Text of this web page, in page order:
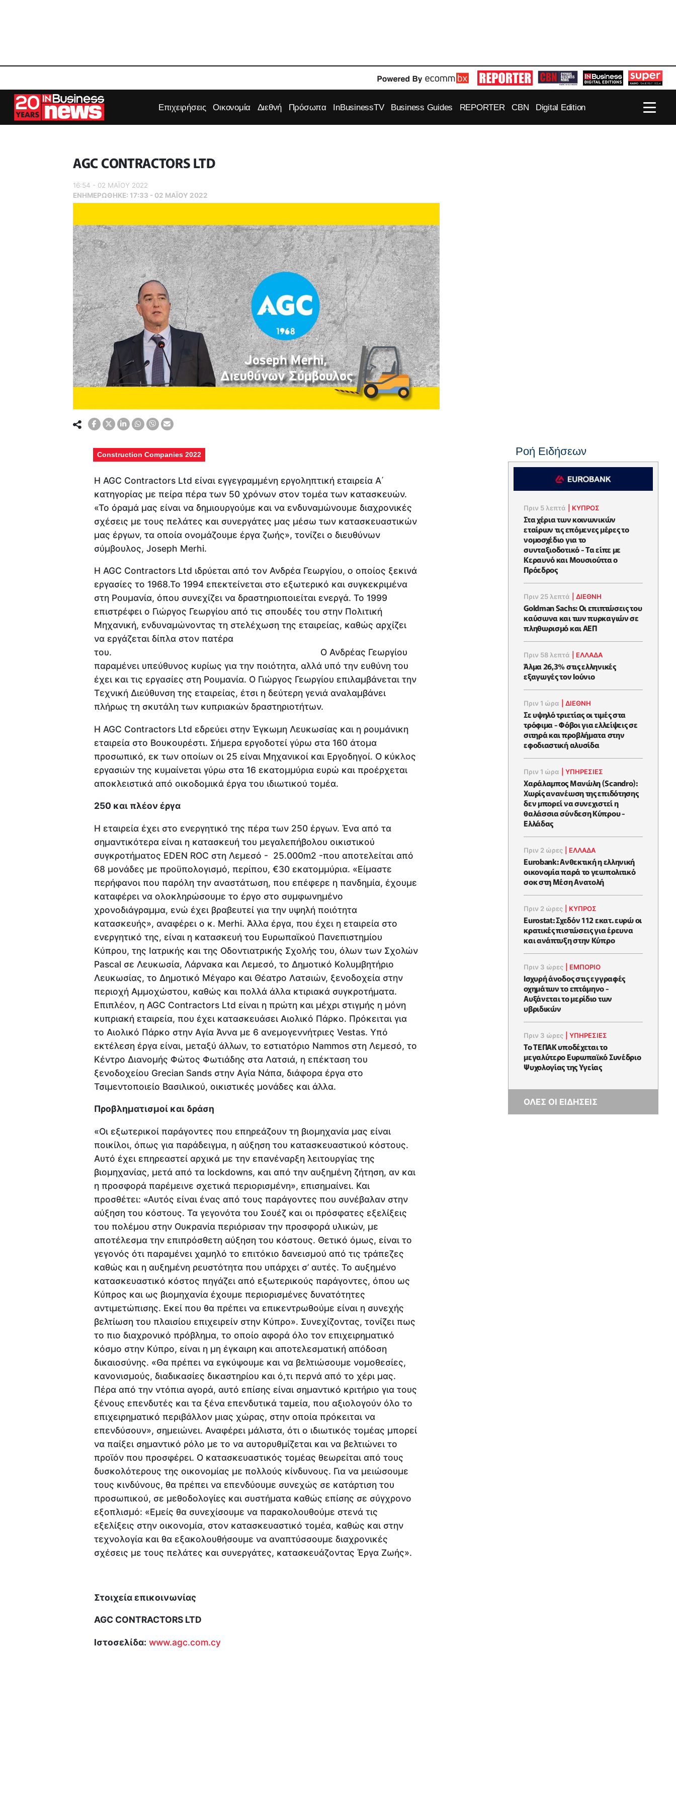
Επιχειρήσεις Οικονομία Διεθνή Πρόσωπα InBusinessTV Business Guides REPORTER CBN Digital Edition
AGC CONTRACTORS LTD
16:54 - 02 ΜΑΪ́ΟΥ 2022
ΕΝΗΜΕΡΏΘΗΚΕ: 17:33 - 02 ΜΑΪ́ΟΥ 2022
Construction Companies 2022
Η AGC Contractors Ltd είναι εγγεγραμμένη εργοληπτική εταιρεία Α΄
κατηγορίας με πείρα πέρα των 50 χρόνων στον τομέα των κατασκευών.
«Το όραμά μας είναι να δημιουργούμε και να ενδυναμώνουμε διαχρονικές
σχέσεις με τους πελάτες και συνεργάτες μας μέσω των κατασκευαστικών
μας έργων, τα οποία ονομάζουμε έργα ζωής», τονίζει ο διευθύνων
σύμβουλος, Joseph Merhi.
Η AGC Contractors Ltd ιδρύεται από τον Ανδρέα Γεωργίου, ο οποίος ξεκινά
εργασίες το 1968.Το 1994 επεκτείνεται στο εξωτερικό και συγκεκριμένα
στη Ρουμανία, όπου συνεχίζει να δραστηριοποιείται ενεργά. Το 1999
επιστρέφει ο Γιώργος Γεωργίου από τις σπουδές του στην Πολιτική
Μηχανική, ενδυναμώνοντας τη στελέχωση της εταιρείας, καθώς αρχίζει
να εργάζεται δίπλα στον πατέρα
του. Ο Ανδρέας Γεωργίου
παραμένει υπεύθυνος κυρίως για την ποιότητα, αλλά υπό την ευθύνη του
έχει και τις εργασίες στη Ρουμανία. Ο Γιώργος Γεωργίου επιλαμβάνεται την
Τεχνική Διεύθυνση της εταιρείας, έτσι η δεύτερη γενιά αναλαμβάνει
πλήρως τη σκυτάλη των κυπριακών δραστηριοτήτων.
Η AGC Contractors Ltd εδρεύει στην Έγκωμη Λευκωσίας και η ρουμάνικη
εταιρεία στο Βουκουρέστι. Σήμερα εργοδοτεί γύρω στα 160 άτομα
προσωπικό, εκ των οποίων οι 25 είναι Μηχανικοί και Εργοδηγοί. Ο κύκλος
εργασιών της κυμαίνεται γύρω στα 16 εκατομμύρια ευρώ και προέρχεται
αποκλειστικά από οικοδομικά έργα του ιδιωτικού τομέα.
250 και πλέον έργα
Η εταιρεία έχει στο ενεργητικό της πέρα των 250 έργων. Ένα από τα
σημαντικότερα είναι η κατασκευή του μεγαλεπήβολου οικιστικού
συγκροτήματος EDEN ROC στη Λεμεσό - 25.000m2 -που αποτελείται από
68 μονάδες με προϋπολογισμό, περίπου, €30 εκατομμύρια. «Είμαστε
περήφανοι που παρόλη την αναστάτωση, που επέφερε η πανδημία, έχουμε
καταφέρει να ολοκληρώσουμε το έργο στο συμφωνημένο
χρονοδιάγραμμα, ενώ έχει βραβευτεί για την υψηλή ποιότητα
κατασκευής», αναφέρει ο κ. Merhi. Άλλα έργα, που έχει η εταιρεία στο
ενεργητικό της, είναι η κατασκευή του Ευρωπαϊκού Πανεπιστημίου
Κύπρου, της Ιατρικής και της Οδοντιατρικής Σχολής του, όλων των Σχολών
Pascal σε Λευκωσία, Λάρνακα και Λεμεσό, το Δημοτικό Κολυμβητήριο
Λευκωσίας, το Δημοτικό Μέγαρο και Θέατρο Λατσιών, ξενοδοχεία στην
περιοχή Αμμοχώστου, καθώς και πολλά άλλα κτιριακά συγκροτήματα.
Επιπλέον, η AGC Contractors Ltd είναι η πρώτη και μέχρι στιγμής η μόνη
κυπριακή εταιρεία, που έχει κατασκευάσει Αιολικό Πάρκο. Πρόκειται για
το Αιολικό Πάρκο στην Αγία Άννα με 6 ανεμογεννήτριες Vestas. Υπό
εκτέλεση έργα είναι, μεταξύ άλλων, το εστιατόριο Nammos στη Λεμεσό, το
Κέντρο Διανομής Φώτος Φωτιάδης στα Λατσιά, η επέκταση του
ξενοδοχείου Grecian Sands στην Αγία Νάπα, διάφορα έργα στο
Τσιμεντοποιείο Βασιλικού, οικιστικές μονάδες και άλλα.
Προβληματισμοί και δράση
«Οι εξωτερικοί παράγοντες που επηρεάζουν τη βιομηχανία μας είναι
ποικίλοι, όπως για παράδειγμα, η αύξηση του κατασκευαστικού κόστους.
Αυτό έχει επηρεαστεί αρχικά με την επανέναρξη λειτουργίας της
βιομηχανίας, μετά από τα lockdowns, και από την αυξημένη ζήτηση, αν και
η προσφορά παρέμεινε σχετικά περιορισμένη», επισημαίνει. Και
προσθέτει: «Αυτός είναι ένας από τους παράγοντες που συνέβαλαν στην
αύξηση του κόστους. Τα γεγονότα του Σουέζ και οι πρόσφατες εξελίξεις
του πολέμου στην Ουκρανία περιόρισαν την προσφορά υλικών, με
αποτέλεσμα την επιπρόσθετη αύξηση του κόστους. Θετικό όμως, είναι το
γεγονός ότι παραμένει χαμηλό το επιτόκιο δανεισμού από τις τράπεζες
καθώς και η αυξημένη ρευστότητα που υπάρχει σ’ αυτές. Το αυξημένο
κατασκευαστικό κόστος πηγάζει από εξωτερικούς παράγοντες, όπου ως
Κύπρος και ως βιομηχανία έχουμε περιορισμένες δυνατότητες
αντιμετώπισης. Εκεί που θα πρέπει να επικεντρωθούμε είναι η συνεχής
βελτίωση του πλαισίου επιχειρείν στην Κύπρο». Συνεχίζοντας, τονίζει πως
το πιο διαχρονικό πρόβλημα, το οποίο αφορά όλο τον επιχειρηματικό
κόσμο στην Κύπρο, είναι η μη έγκαιρη και αποτελεσματική απόδοση
δικαιοσύνης. «Θα πρέπει να εγκύψουμε και να βελτιώσουμε νομοθεσίες,
κανονισμούς, διαδικασίες δικαστηρίου και ό,τι περνά από το χέρι μας.
Πέρα από την ντόπια αγορά, αυτό επίσης είναι σημαντικό κριτήριο για τους
ξένους επενδυτές και τα ξένα επενδυτικά ταμεία, που αξιολογούν όλο το
επιχειρηματικό περιβάλλον μιας χώρας, στην οποία πρόκειται να
επενδύσουν», σημειώνει. Αναφέρει μάλιστα, ότι ο ιδιωτικός τομέας μπορεί
να παίξει σημαντικό ρόλο με το να αυτορυθμίζεται και να βελτιώνει το
προϊόν που προσφέρει. Ο κατασκευαστικός τομέας θεωρείται από τους
δυσκολότερους της οικονομίας με πολλούς κίνδυνους. Για να μειώσουμε
τους κινδύνους, θα πρέπει να επενδύουμε συνεχώς σε κατάρτιση του
προσωπικού, σε μεθοδολογίες και συστήματα καθώς επίσης σε σύγχρονο
εξοπλισμό: «Εμείς θα συνεχίσουμε να παρακολουθούμε στενά τις
εξελίξεις στην οικονομία, στον κατασκευαστικό τομέα, καθώς και στην
τεχνολογία και θα εξακολουθήσουμε να αναπτύσσουμε διαχρονικές
σχέσεις με τους πελάτες και συνεργάτες, κατασκευάζοντας Έργα Ζωής».
Στοιχεία επικοινωνίας
AGC CONTRACTORS LTD
Ιστοσελίδα: www.agc.com.cy
Ροή Ειδήσεων
Πριν 5 λεπτά ΚΥΠΡΟΣ
Στα χέρια των κοινωνικών
εταίρων τις επόμενες μέρες το
νομοσχέδιο για το
συνταξιοδοτικό - Τα είπε με
Κεραυνό και Μουσιούττα ο
Πρόεδρος
Πριν 25 λεπτά |ΔΙΕΘΝΗ
Goldman Sachs: Οι επιπτώσεις του
καύσωνα και των πυρκαγιών σε
πληθωρισμό και ΑΕΠ
Πριν 58 λεπτά ΕΛΛΆΔΑ
Άλμα 26,3% στις ελληνικές
εξαγωγές τον Ιούνιο
Πριν 1 ώρα |ΔΙΕΘΝΗ
Σε υψηλό τριετίας οι τιμές στα
τρόφιμα - Φόβοι για ελλείψεις σε
σιτηρά και προβλήματα στην
εφοδιαστική αλυσίδα
Πριν 1 ώρα |ΥΠΗΡΕΣΙΕΣ
Χαράλαμπος Μανώλη (Scandro):
Χωρίς ανανέωση της επιδότησης
δεν μπορεί να συνεχιστεί η
θαλάσσια σύνδεση Κύπρου -
Ελλάδας
Πριν 2 ώρες ΕΛΛΆΔΑ
Eurobank: Ανθεκτική η ελληνική
οικονομία παρά το γεωπολιτικό
σοκ στη Μέση Ανατολή
Πριν 2 ώρες ΚΥΠΡΟΣ
Eurostat: Σχεδόν 112 εκατ. ευρώ οι
κρατικές πιστώσεις για έρευνα
και ανάπτυξη στην Κύπρο
Πριν 3 ώρες ΕΜΠΟΡΙΟ
Ισχυρή άνοδος στις εγγραφές
οχημάτων το επτάμηνο -
Αυξάνεται το μερίδιο των
υβριδικών
Πριν 3 ώρες |ΥΠΗΡΕΣΙΕΣ
Το ΤΕΠΑΚ υποδέχεται το
μεγαλύτερο Ευρωπαϊκό Συνέδριο
Ψυχολογίας της Υγείας
ΟΛΕΣ ΟΙ ΕΙΔΗΣΕΙΣ